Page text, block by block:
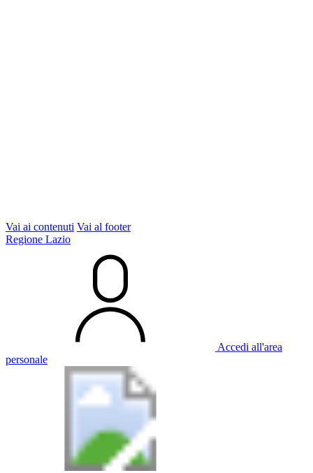
Vai ai contenuti Vai al footer
Regione Lazio
Accedi all'area
personale